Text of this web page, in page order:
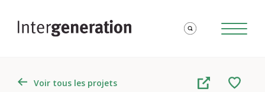
Voir tous les projets